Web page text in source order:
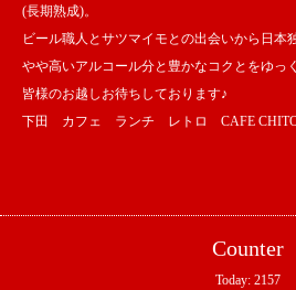
(長期熟成)。
ビール職人とサツマイモとの出会いから日本
やや高いアルコール分と豊かなコクとをゆっ
皆様のお越しお待ちしております♪
下田 カフェ ランチ レトロ CAFE
Counter
Today: 2157